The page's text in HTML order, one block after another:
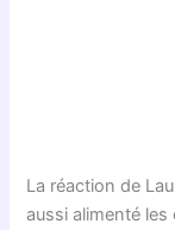
La réaction de
aussi alimenté